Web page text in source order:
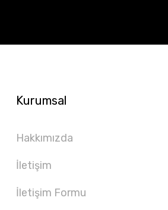
Kurumsal
Hakkımızda
İletişim
İletişim Formu